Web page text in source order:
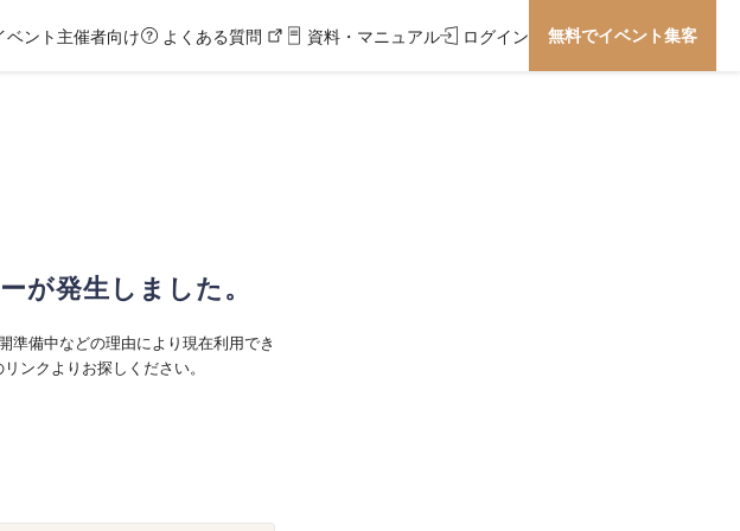
ベント主催者向け よくある質問 資料・マニュアル ログイン 無料でイベント集客
が発生しました。
準備中などの理由により現在利用でき
ンクよりお探しください。